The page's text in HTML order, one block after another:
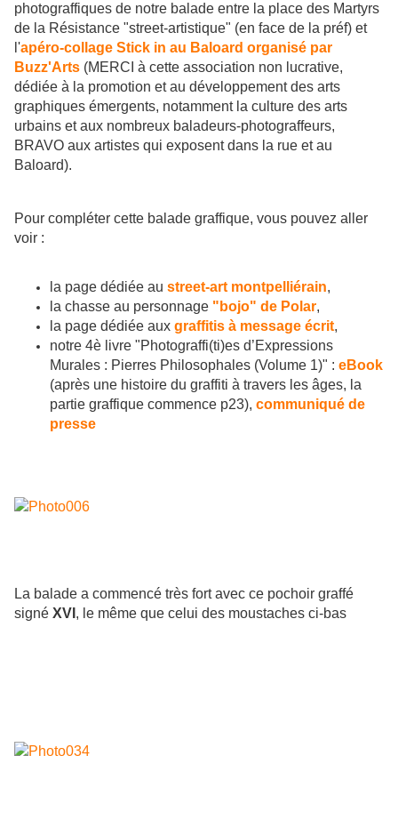
photograffiques de notre balade entre la place des Martyrs
de la Résistance "street-artistique" (en face de la préf) et
l'apéro-collage Stick in au Baloard organisé par
Buzz'Arts (MERCI à cette association non lucrative,
dédiée à la promotion et au développement des arts
graphiques émergents, notamment la culture des arts
urbains et aux nombreux baladeurs-photograffeurs,
BRAVO aux artistes qui exposent dans la rue et au
Baloard).
Pour compléter cette balade graffique, vous pouvez aller
voir :
la page dédiée au street-art montpelliérain,
la chasse au personnage "bojo" de Polar,
la page dédiée aux graffitis à message écrit,
notre 4è livre "Photograffi(ti)es d’Expressions
Murales : Pierres Philosophales (Volume 1)" : eBook
(après une histoire du graffiti à travers les âges, la
partie graffique commence p23), communiqué de
presse
La balade a commencé très fort avec ce pochoir graffé
signé XVI , le même que celui des moustaches ci-bas